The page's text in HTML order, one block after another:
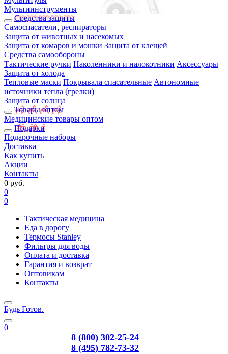
Мультиинструменты
Средства защиты
Самоспасатели, респираторы
Защита от животных и насекомых
Защита от комаров и мошки Защита от клещей
Средства самообороны
Тактические ручки Наколенники и налокотники Аксессуары
Защита от холода
Тепловые маски Покрывала спасательные Автономные
источники тепла (грелки)
Защита от солнца
Товары оптом
Медицинские товары оптом
Подарки
Подарочные наборы
Доставка
Как купить
Акции
Контакты
0 руб.
0
0
Тактическая медицина
Еда в дорогу
Термосы Stanley
Фильтры для воды
Оплата и доставка
Гарантия и возврат
Оптовикам
Контакты
Будь Готов.
0
8 (800) 302-25-24
8 (495) 782-73-32